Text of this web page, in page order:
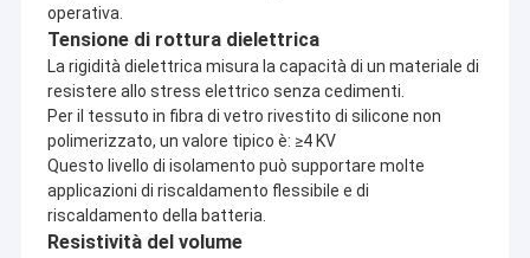
operativa.
Tensione di rottura dielettrica
La rigidità dielettrica misura la capacità di un materiale di
resistere allo stress elettrico senza cedimenti.
Per il tessuto in fibra di vetro rivestito di silicone non
polimerizzato, un valore tipico è: ≥4 KV
Questo livello di isolamento può supportare molte
applicazioni di riscaldamento flessibile e di
riscaldamento della batteria.
Resistività del volume